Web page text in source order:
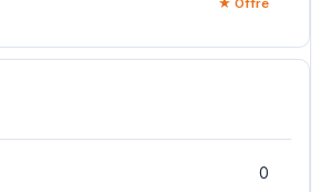
★ Offre
0